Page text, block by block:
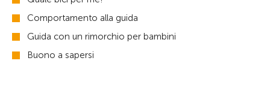
Comportamento alla guida
Guida con un rimorchio per bambini
Buono a sapersi